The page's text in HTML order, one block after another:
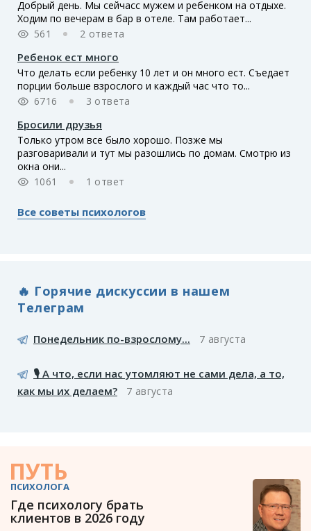
Добрый день. Мы сейчасс мужем и ребенком на отдыхе.
Ходим по вечерам в бар в отеле. Там работает...
561
2 ответа
Ребенок ест много
Что делать если ребенку 10 лет и он много ест. Съедает
порции больше взрослого и каждый час что то...
6716
3 ответа
Бросили друзья
Только утром все было хорошо. Позже мы
разговаривали и тут мы разошлись по домам. Смотрю из
окна они...
1061
1 ответ
Все советы психологов
🔥 Горячие дискуссии в нашем
Телеграм
Понедельник по-взрослому... 7 августа
🎙️ А что, если нас утомляют не сами дела, а то,
как мы их делаем?
7 августа
ПУТЬ
ПСИХОЛОГА
Где психологу брать
клиентов в 2026 году